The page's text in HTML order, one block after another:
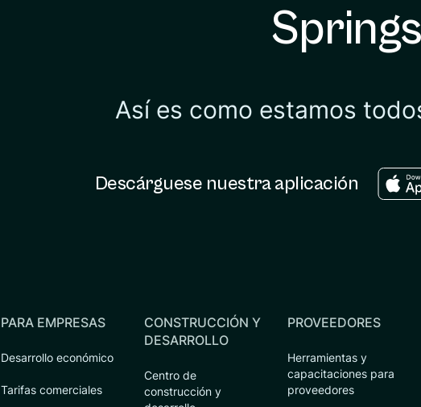
Springs
Así es como estamos
Descárguese nuestra aplicación
PARA EMPRESAS
Desarrollo económico
Tarifas comerciales
CONSTRUCCIÓN Y
DESARROLLO
Centro de
construcción y
PROVEEDORES
Herramientas y
capacitaciones para
proveedores